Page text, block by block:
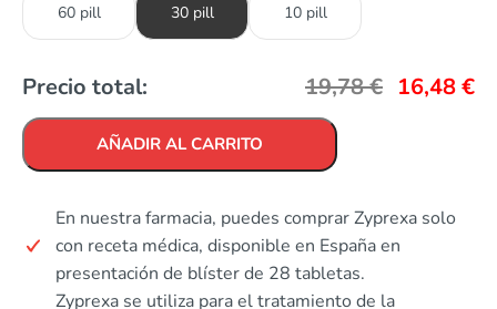
60 pill 30 pill 10 pill
Precio total: 19,78€ 16,48€
AÑADIR AL CARRITO
En nuestra farmacia, puedes comprar Zyprexa solo
con receta médica, disponible en España en
presentación de blíster de 28 tabletas.
Zyprexa se utiliza para el tratamiento de la